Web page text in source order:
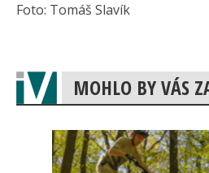
Foto: Tomáš Slavík
MOHLO BY VÁS